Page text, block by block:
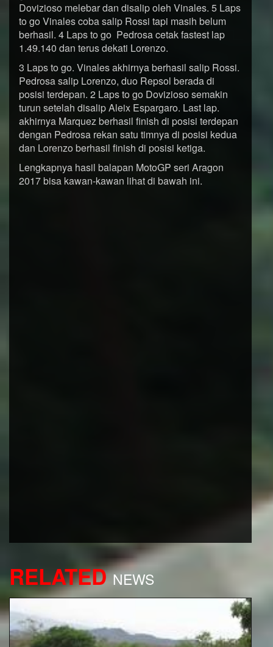
Dovizioso melebar dan disalip oleh Vinales. 5 Laps
to go Vinales coba salip Rossi tapi masih belum
berhasil. 4 Laps to go Pedrosa cetak fastest lap
1.49.140 dan terus dekati Lorenzo.
3 Laps to go. Vinales akhirnya berhasil salip Rossi.
Pedrosa salip Lorenzo, duo Repsol berada di
posisi terdepan. 2 Laps to go Dovizioso semakin
turun setelah disalip Aleix Espargaro. Last lap.
akhirnya Marquez berhasil finish di posisi terdepan
dengan Pedrosa rekan satu timnya di posisi kedua
dan Lorenzo berhasil finish di posisi ketiga.
Lengkapnya hasil balapan MotoGP seri Aragon
2017 bisa kawan-kawan lihat di bawah ini.
RELATED NEWS